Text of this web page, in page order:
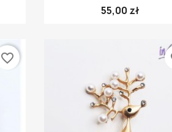
55,00 zł
favorite_border